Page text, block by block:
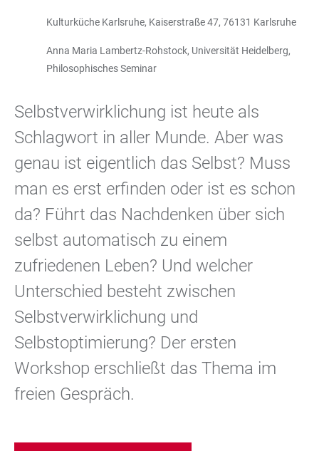
Kulturküche Karlsruhe, Kaiserstraße 47, 76131 Karlsruhe
Anna Maria Lambertz-Rohstock, Universität Heidelberg,
Philosophisches Seminar
Selbstverwirklichung ist heute als
Schlagwort in aller Munde. Aber was
genau ist eigentlich das Selbst? Muss
man es erst erfinden oder ist es schon
da? Führt das Nachdenken über sich
selbst automatisch zu einem
zufriedenen Leben? Und welcher
Unterschied besteht zwischen
Selbstverwirklichung und
Selbstoptimierung? Der ersten
Workshop erschließt das Thema im
freien Gespräch.